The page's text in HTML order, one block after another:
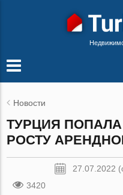
Новости
ТУРЦИЯ
РОСТУ
27.07.2022
3420